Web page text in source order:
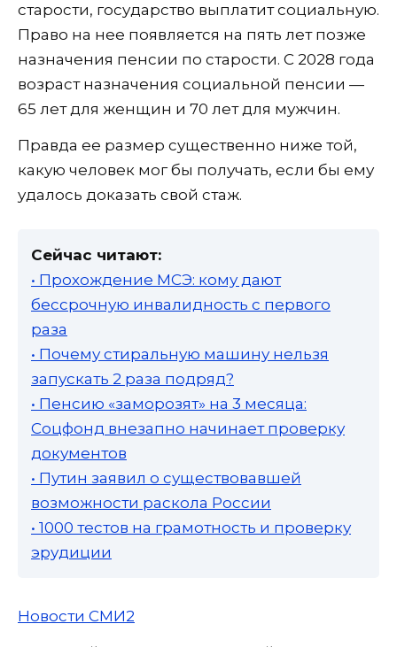
старости, государство выплатит социальную.
Право на нее появляется на пять лет позже
назначения пенсии по старости. С 2028 года
возраст назначения социальной пенсии —
65 лет для женщин и 70 лет для мужчин.
Правда ее размер существенно ниже той,
какую человек мог бы получать, если бы ему
удалось доказать свой стаж.
Сейчас читают:
• Прохождение МСЭ: кому дают
бессрочную инвалидность с первого
раза
• Почему стиральную машину нельзя
запускать 2 раза подряд?
• Пенсию «заморозят» на 3 месяца:
Соцфонд внезапно начинает проверку
документов
• Путин заявил о существовавшей
возможности раскола России
• 1000 тестов на грамотность и проверку
эрудиции
Новости СМИ2